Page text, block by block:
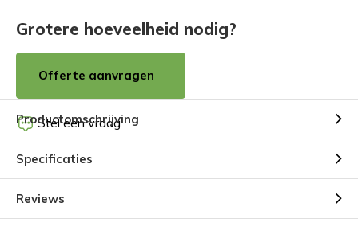
Grotere hoeveelheid nodig?
Offerte aanvragen
Stel een vraag
Productomschrijving
Specificaties
Reviews